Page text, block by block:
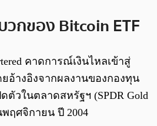
กของ Bitcoin ETF
คาดการณ์เงินไหลเข้าสู่
ยอ้างอิงจากผลงานของกองทุน
ตัวในตลาดสหรัฐฯ (SPDR Gold
พฤศจิกายน ปี 2004